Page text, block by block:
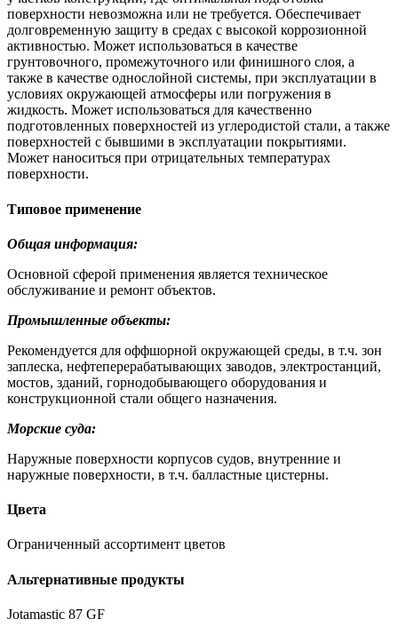
поверхности невозможна или не требуется. Обеспечивает
долговременную защиту в средах с высокой коррозионной
активностью. Может использоваться в качестве
грунтовочного, промежуточного или финишного слоя, а
также в качестве однослойной системы, при эксплуатации в
условиях окружающей атмосферы или погружения в
жидкость. Может использоваться для качественно
подготовленных поверхностей из углеродистой стали, а также
поверхностей с бывшими в эксплуатации покрытиями.
Может наноситься при отрицательных температурах
поверхности.
Типовое применение
Общая информация:
Основной сферой применения является техническое
обслуживание и ремонт объектов.
Промышленные объекты:
Рекомендуется для оффшорной окружающей среды, в т.ч. зон
заплеска, нефтеперерабатывающих заводов, электростанций,
мостов, зданий, горнодобывающего оборудования и
конструкционной стали общего назначения.
Морские суда:
Наружные поверхности корпусов судов, внутренние и
наружные поверхности, в т.ч. балластные цистерны.
Цвета
Ограниченный ассортимент цветов
Альтернативные продукты
Jotamastic 87 GF